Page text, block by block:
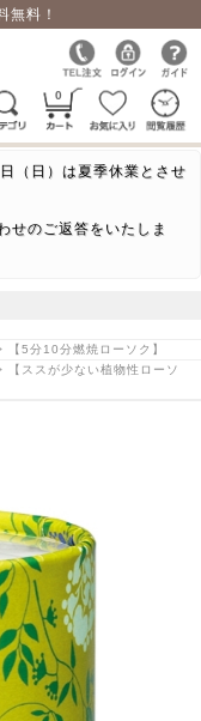
料！
0
（日）は夏季休業とさせ
せのご返答をいたしま
【5分10分燃焼ローソク】
ススが少ない植物性ローソ